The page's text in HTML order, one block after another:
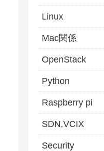
Linux
Mac関係
OpenStack
Python
Raspberry pi
SDN,VCIX
Security